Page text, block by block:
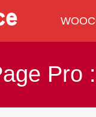
Pro